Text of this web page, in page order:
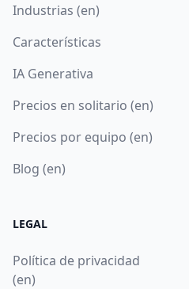
Industrias (en)
Características
IA Generativa
Precios en solitario (en)
Precios por equipo (en)
Blog (en)
LEGAL
Política de privacidad
(en)